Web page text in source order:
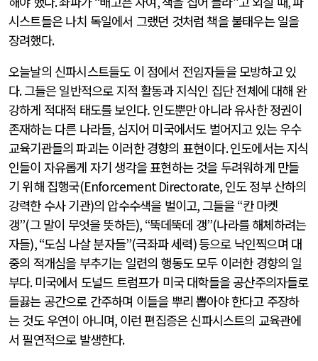
시스트들은 나치 독일에서 그랬던 것처럼 책을 불태우는 일을
장려했다.
오늘날의 신파시스트들도 이 점에서 전임자들을 모방하고 있
다.그들은 일반적으로 지적 활동과 지식인 집단 전체에 대해 완
강하게 적대적 태도를 보인다. 인도뿐만 아니라 유사한 정권이
존재하는 다른 나라들, 심지어 미국에서도 벌어지고 있는 우수
교육기관들의 파괴는 이러한 경향의 표현이다.인도에서는 지식
인들이 자유롭게 자기 생각을 표현하는 것을 두려워하게 만들
기 위해 집행국(Enforcement Directorate, 인도 정부 산하의
강력한 수사 기관)의 압수수색을 벌이고,그들을“칸 마켓
갱”(그 말이 무엇을 뜻하든), “뚝데뚝데 갱”(나라를 해체하려는
자들), “도심 나살 분자들”(극좌파 세력)등으로 낙인찍으며 대
중의 적개심을 부추기는 일련의 행동도 모두 이러한 경향의 일
부다.미국에서 도널드 트럼프가 미국 대학들을 공산주의자들로
들끓는 공간으로 간주하며 이들을 뿌리 뽑아야 한다고 주장하
는 것도 우연이 아니며, 이런 편집증은 신파시스트의 교육관에
서 필연적으로 발생한다.